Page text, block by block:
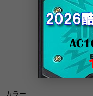
カラー